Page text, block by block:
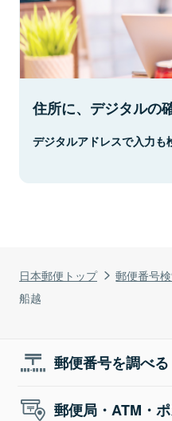
日本郵便トップ 郵便番号
船越
住所に、デジタルの
デジタルアドレスで入力も
郵便番号を調べる
郵便局・ATM・